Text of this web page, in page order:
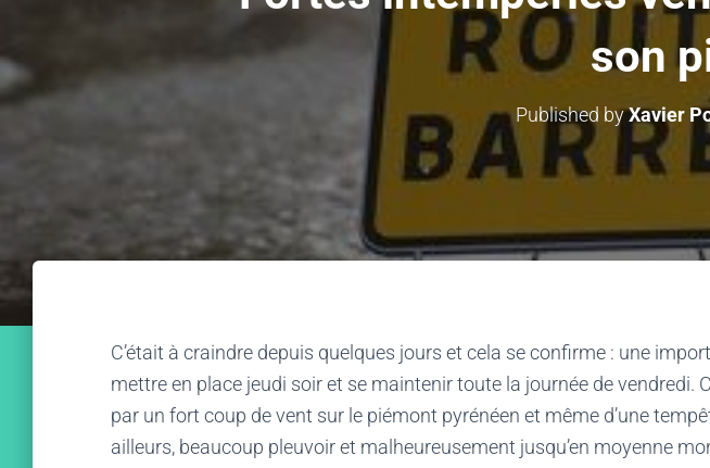
son
Published byXavier
C’était à craindre depuis quelques jours et cela se confirme : une
mettre en place jeudi soir et se maintenir toute la journée de vendredi.
par un fort coup de vent sur le piémont pyrénéen et même d’une
ailleurs, beaucoup pleuvoir et malheureusement jusqu’en moyenne